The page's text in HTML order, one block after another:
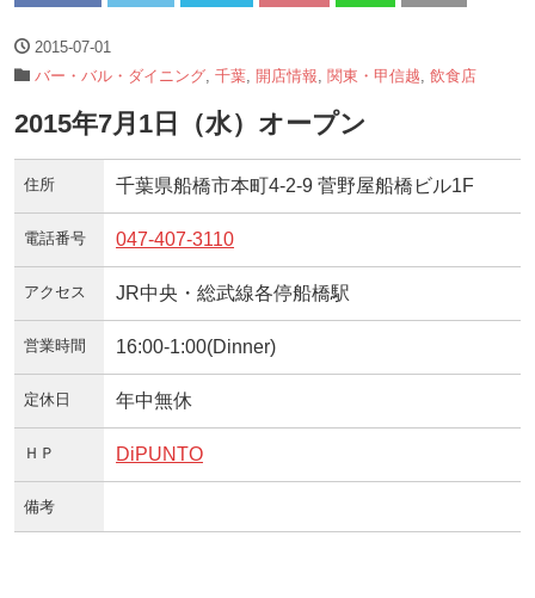
2015-07-01
バー・バル・ダイニング 千葉 開店情報 関東・甲信越 飲食店
2015年7月1日（水）オープン
住所 千葉県船橋市本町4-2-9 菅野屋船橋ビル1F
電話番号 047-407-3110
アクセス JR中央・総武線各停船橋駅
営業時間 16:00-1:00(Dinner)
定休日 年中無休
ＨＰ DiPUNTO
備考